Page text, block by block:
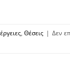
, Θέσεις | Δεν